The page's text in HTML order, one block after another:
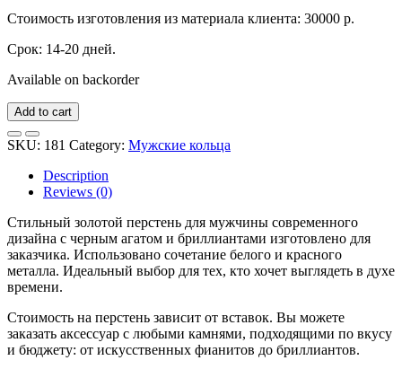
Стоимость изготовления из материала клиента: 30000 р.
Срок: 14-20 дней.
Available on backorder
Add to cart
SKU: 181 Category: Мужские кольца
Description
Reviews (0)
Стильный золотой перстень для мужчины современного
дизайна с черным агатом и бриллиантами изготовлено для
заказчика. Использовано сочетание белого и красного
металла. Идеальный выбор для тех, кто хочет выглядеть в духе
времени.
Стоимость на перстень зависит от вставок. Вы можете
заказать аксессуар с любыми камнями, подходящими по вкусу
и бюджету: от искусственных фианитов до бриллиантов.